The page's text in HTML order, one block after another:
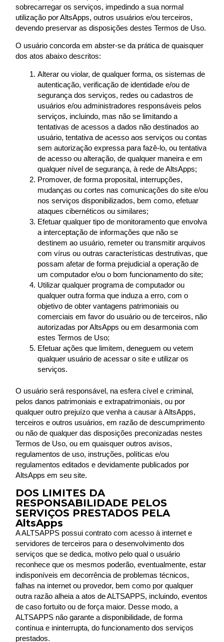
sobrecarregar os serviços, impedindo a sua normal
utilização por AltsApps, outros usuários e/ou terceiros,
devendo preservar as disposições destes Termos de Uso.
O usuário concorda em abster-se da prática de quaisquer
dos atos abaixo descritos:
Alterar ou violar, de qualquer forma, os sistemas de
autenticação, verificação de identidade e/ou de
segurança dos serviços, redes ou cadastros de
usuários e/ou administradores responsáveis pelos
serviços, incluindo, mas não se limitando a
tentativas de acessos a dados não destinados ao
usuário, tentativa de acesso aos serviços ou contas
sem autorização expressa para fazê-lo, ou tentativa
de acesso ou alteração, de qualquer maneira e em
qualquer nível de segurança, à rede de AltsApps;
Promover, de forma proposital, interrupções,
mudanças ou cortes nas comunicações do site e/ou
nos serviços disponibilizados, bem como, efetuar
ataques cibernéticos ou similares;
Efetuar qualquer tipo de monitoramento que envolva
a interceptação de informações que não se
destinem ao usuário, remeter ou transmitir arquivos
com vírus ou outras características destrutivas, que
possam afetar de forma prejudicial a operação de
um computador e/ou o bom funcionamento do site;
Utilizar qualquer programa de computador ou
qualquer outra forma que induza a erro, com o
objetivo de obter vantagens patrimoniais ou
comerciais em favor do usuário ou de terceiros, não
autorizadas por AltsApps ou em desarmonia com
estes Termos de Uso;
Efetuar ações que limitem, deneguem ou vetem
qualquer usuário de acessar o site e utilizar os
serviços.
O usuário será responsável, na esfera cível e criminal,
pelos danos patrimoniais e extrapatrimoniais, ou por
qualquer outro prejuízo que venha a causar à AltsApps,
terceiros e outros usuários, em razão de descumprimento
ou não de qualquer das disposições preconizadas nestes
Termos de Uso, ou em quaisquer outros avisos,
regulamentos de uso, instruções, políticas e/ou
regulamentos editados e devidamente publicados por
AltsApps em seu site.
DOS LIMITES DA
RESPONSABILIDADE PELOS
SERVIÇOS PRESTADOS PELA
AltsApps
AALTSAPPS possui contrato com acesso à internet e
servidores de terceiros para o desenvolvimento dos
serviços que se dedica, motivo pelo qual o usuário
reconhece que os mesmos poderão, eventualmente, estar
indisponíveis em decorrência de problemas técnicos,
falhas na internet ou provedor, bem como por qualquer
outra razão alheia a atos deALTSAPPS, incluindo, eventos
de caso fortuito ou de força maior. Desse modo, a
ALTSAPPS não garante a disponibilidade, de forma
contínua e ininterrupta, do funcionamento dos serviços
prestados.